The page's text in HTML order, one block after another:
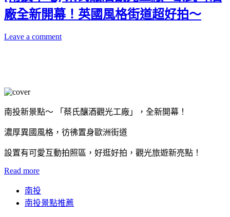
廠全新開幕！英國風格街道超好拍～
Leave a comment
南投新景點～ 「蔡氏釀酒觀光工廠」，全新開幕！
濃厚異國風格，彷彿置身歐洲街道
設置有可愛互動拍照區，好逛好拍，觀光旅遊新亮點！
Read more
南投
南投景點推薦